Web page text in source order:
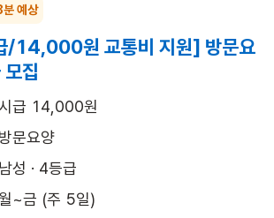
예상
/14,000원 교통비 지원] 방문요
집
급 14,000원
방문요양
남성 · 4등급
~금 (주 5일)